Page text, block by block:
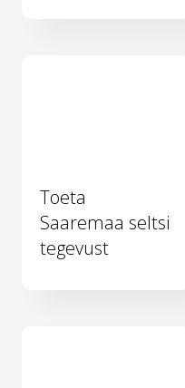
Toeta
Saaremaa seltsi
tegevust